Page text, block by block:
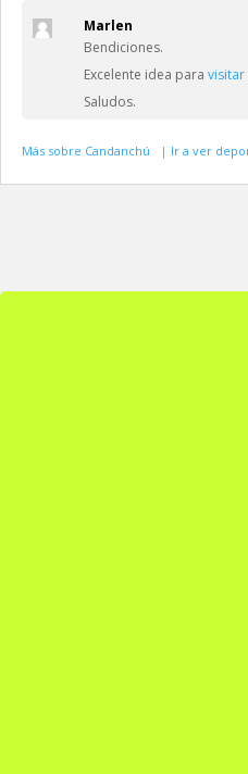
Marlen
Bendiciones.
Excelente idea para visitar
Saludos.
Más sobre Candanchú | Ir a